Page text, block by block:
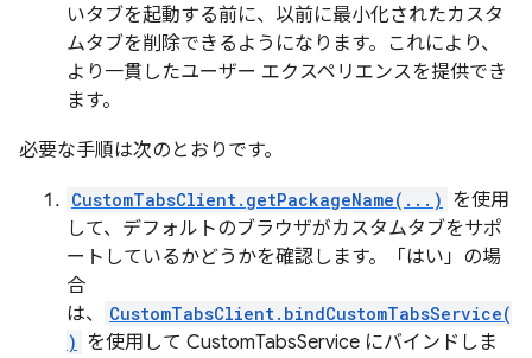
いタブを起動する前に、以前に最小化されたカスタ
ムタブを削除できるようになります。これにより、
より一貫したユーザー エクスペリエンスを提供でき
ます。
必要な手順は次のとおりです。
CustomTabsClient.getPackageName(...) を使用
して、デフォルトのブラウザがカスタムタブをサポ
ートしているかどうかを確認します。「はい」の場
合
は、
CustomTabsClient.bindCustomTabsService(
) を使用して CustomTabsService にバインドしま